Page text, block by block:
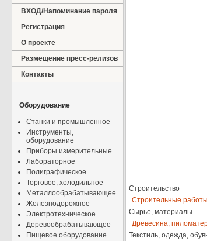
ВХОД/Напоминание пароля
Регистрация
О проекте
Размещение пресс-релизов
Контакты
Оборудование
Станки и промышленное
Инструменты,
оборудование
Приборы измерительные
Лабораторное
Полиграфическое
Торговое, холодильное
Металлообрабатывающее
Железнодорожное
Электротехническое
Деревообрабатывающее
Пищевое оборудование
Строительство
Строительные работы
Сырье, материалы
Древесина,
Текстиль, одежда,